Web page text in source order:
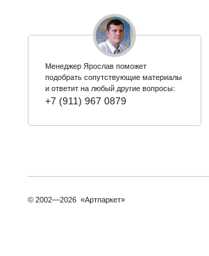
Менеджер Ярослав поможет
подобрать сопутствующие материалы
и ответит на любый другие вопросы:
+7 (911) 967 0879
© 2002—2026 «Артпаркет»